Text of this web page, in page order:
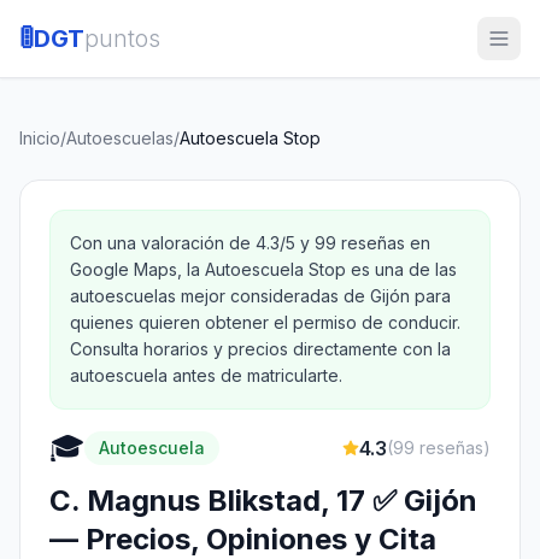
🚦DGTpuntos
Inicio/Autoescuelas/Autoescuela Stop
Con una valoración de 4.3/5 y 99 reseñas en
Google Maps, la Autoescuela Stop es una de las
autoescuelas mejor consideradas de Gijón para
quienes quieren obtener el permiso de conducir.
Consulta horarios y precios directamente con la
autoescuela antes de matricularte.
🎓 Autoescuela 4.3(99 reseñas)
C. Magnus Blikstad, 17 ✅ Gijón
— Precios, Opiniones y Cita